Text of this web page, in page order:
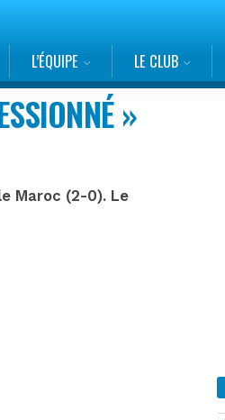
L’ÉQUIPE LE CLUB
»
Maroc (2-0). Le